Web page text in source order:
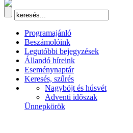
Programajánló
Beszámolóink
Legutóbbi bejegyzések
Állandó híreink
Eseménynaptár
Keresés, szűrés
Nagyböjt és húsvét
Adventi időszak
Ünnepkörök